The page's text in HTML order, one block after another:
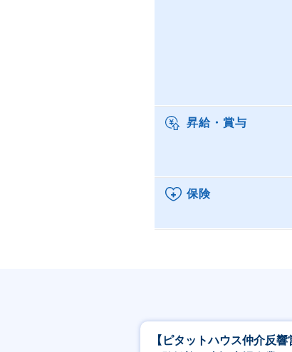
昇給・賞与
保険
【ピタットハウス仲介反